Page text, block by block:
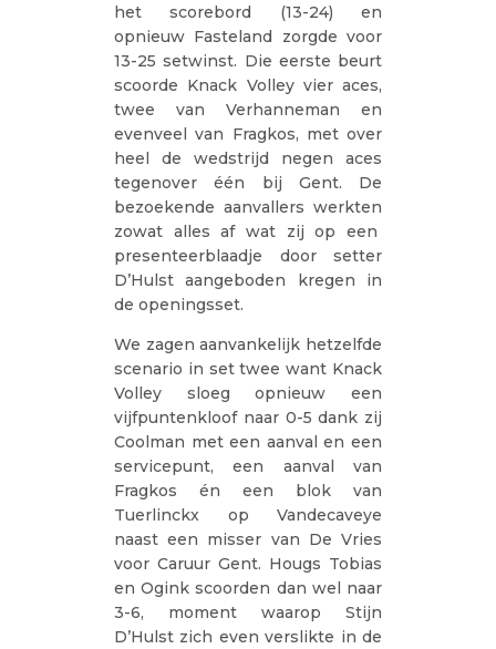
het scorebord (13-24) en
opnieuw Fasteland zorgde voor
13-25 setwinst. Die eerste beurt
scoorde Knack Volley vier aces,
twee van Verhanneman en
evenveel van Fragkos, met over
heel de wedstrijd negen aces
tegenover één bij Gent. De
bezoekende aanvallers werkten
zowat alles af wat zij op een
presenteerblaadje door setter
D’Hulst aangeboden kregen in
de openingsset.
We zagen aanvankelijk hetzelfde
scenario in set twee want Knack
Volley sloeg opnieuw een
vijfpuntenkloof naar 0-5 dank zij
Coolman met een aanval en een
servicepunt, een aanval van
Fragkos én een blok van
Tuerlinckx op Vandecaveye
naast een misser van De Vries
voor Caruur Gent. Hougs Tobias
en Ogink scoorden dan wel naar
3-6, moment waarop Stijn
D’Hulst zich even verslikte in de